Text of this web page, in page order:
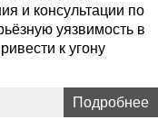
и консультации по
уязвимость в
к угону
Подробнее